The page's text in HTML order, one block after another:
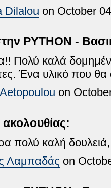
Dilalou on October
PYTHON -
Πολύ καλά
Ένα υλικό που θα
on
πολύ καλή δουλειά,
Λαμπαδάς on